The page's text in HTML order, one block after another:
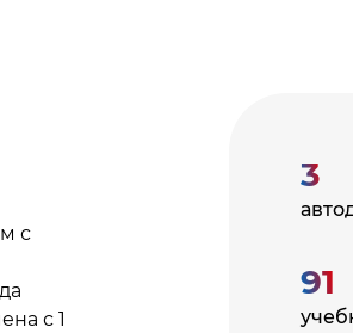
с
с 1
3
91